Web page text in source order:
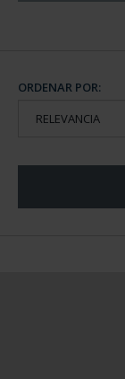
ORDENAR POR: